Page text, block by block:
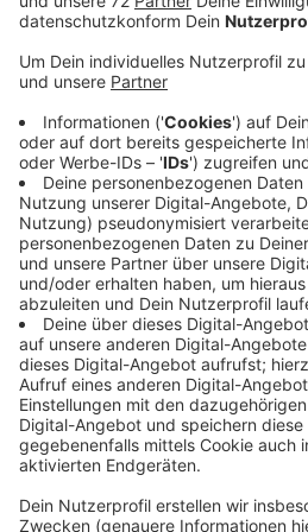
Menschen arbeitslos gemeldet
Damals waren über 700
Coesfeld arbeitslos gemeldet
und Krisen in der Welt, die
Wirtschaftsflaute und hohe
weiter aus. Unternehmen
ein. Die übliche Winterflaute
fällt deutlicher aus als sonst. In
Monaten rechnet die
sich die Lage wesentlich
Entlassungswellen seien aber
Unternehmenslandschaft im
vielfältig, Krisen einzelner
so stark aus und das sorge
Arbeitsmarkt hier stabiler als in